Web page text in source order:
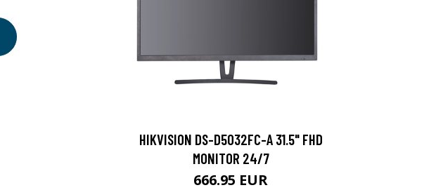
HIKVISION DS-D5032FC-A 31.5" FHD
MONITOR 24/7
666.95 EUR